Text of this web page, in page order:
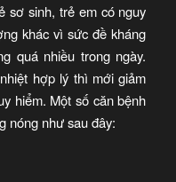
sơ sinh, trẻ em có nguy
khác vì sức đề kháng
quá nhiều trong ngày.
hợp lý thì mới giảm
hiểm. Một số căn bệnh
nóng như sau đây: